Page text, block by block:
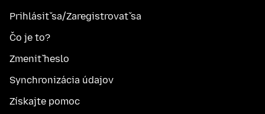
Prihlásiť sa/Zaregistrovať sa
Čo je to?
Zmeniť heslo
Synchronizácia údajov
Získajte pomoc